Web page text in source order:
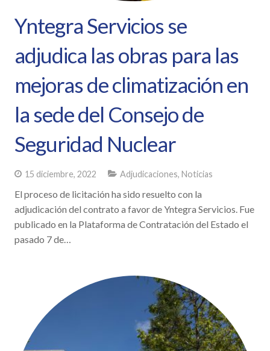
Yntegra Servicios se
adjudica las obras para las
mejoras de climatización en
la sede del Consejo de
Seguridad Nuclear
15 diciembre, 2022 Adjudicaciones, Noticias
El proceso de licitación ha sido resuelto con la
adjudicación del contrato a favor de Yntegra Servicios. Fue
publicado en la Plataforma de Contratación del Estado el
pasado 7 de…